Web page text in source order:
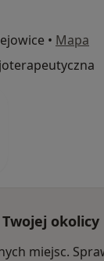
• Mapa
okolicy
miejsc.